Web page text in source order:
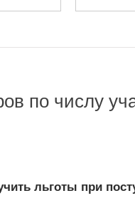
по числу
льготы при